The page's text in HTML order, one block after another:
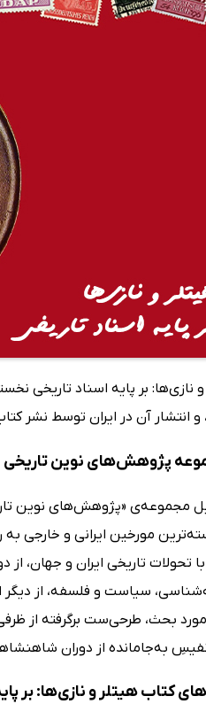
و انتشار آن در ایران توسط نشر
پژوهش‌های نوین تاریخی
مجموعه‌ی «پژوهش‌های نوین
مورخین ایرانی و خارجی
تحولات تاریخی ایران و جهان،
سیاست و فلسفه، از
بحث، طرحی‌ست برگرفته از
نفیسِ به‌جامانده از دوران
کتاب هیتلر و نازی‌ها: بر